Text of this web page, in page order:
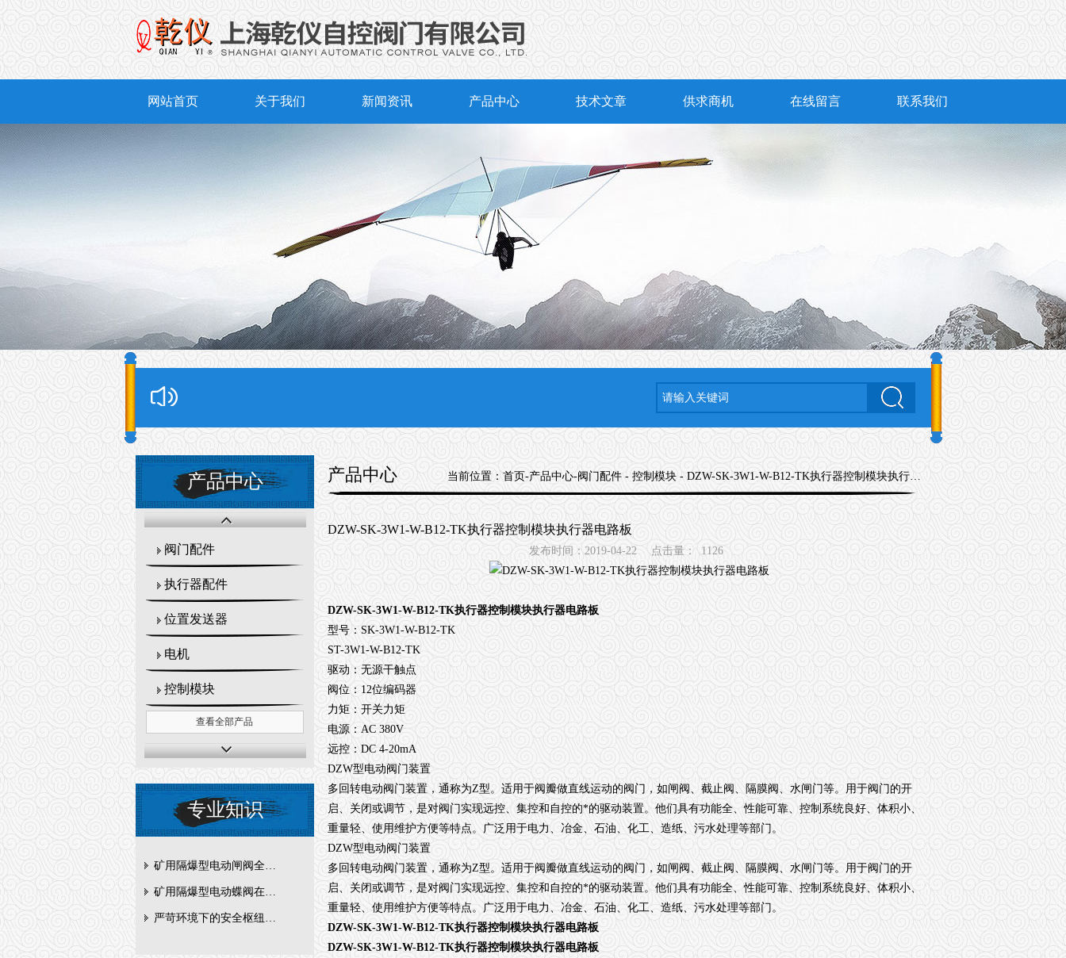
网站首页 关于我们 新闻资讯 产品中心 技术文章 供求商机 在线留言 联系我们
产品中心
阀门配件
执行器配件
位置发送器
电机
控制模块
查看全部产品
专业知识
矿用隔爆型电动闸阀全周期维护与故障排查要点
矿用隔爆型电动蝶阀在瓦斯管道控制中的防爆设计与安全标准解析
严苛环境下的安全枢纽：矿用隔爆型电动闸阀的技术剖析
产品中心 当前位置：首页-产品中心-阀门配件- 控制模块 - DZW-SK-3W1-W-B12-TK执行器控制模块执行器电路板
DZW-SK-3W1-W-B12-TK执行器控制模块执行器电路板
发布时间：2019-04-22 点击量： 1126
DZW-SK-3W1-W-B12-TK执行器控制模块执行器电路板
型号：SK-3W1-W-B12-TK
ST-3W1-W-B12-TK
驱动：无源干触点
阀位：12位编码器
力矩：开关力矩
电源：AC 380V
远控：DC 4-20mA
DZW型电动阀门装置
多回转电动阀门装置，通称为Z型。适用于阀瓣做直线运动的阀门，如闸阀、截止阀、隔膜阀、水闸门等。用于阀门的开
启、关闭或调节，是对阀门实现远控、集控和自控的*的驱动装置。他们具有功能全、性能可靠、控制系统良好、体积小、
重量轻、使用维护方便等特点。广泛用于电力、冶金、石油、化工、造纸、污水处理等部门。
DZW型电动阀门装置
多回转电动阀门装置，通称为Z型。适用于阀瓣做直线运动的阀门，如闸阀、截止阀、隔膜阀、水闸门等。用于阀门的开
启、关闭或调节，是对阀门实现远控、集控和自控的*的驱动装置。他们具有功能全、性能可靠、控制系统良好、体积小、
重量轻、使用维护方便等特点。广泛用于电力、冶金、石油、化工、造纸、污水处理等部门。
DZW-SK-3W1-W-B12-TK执行器控制模块执行器电路板
DZW-SK-3W1-W-B12-TK执行器控制模块执行器电路板